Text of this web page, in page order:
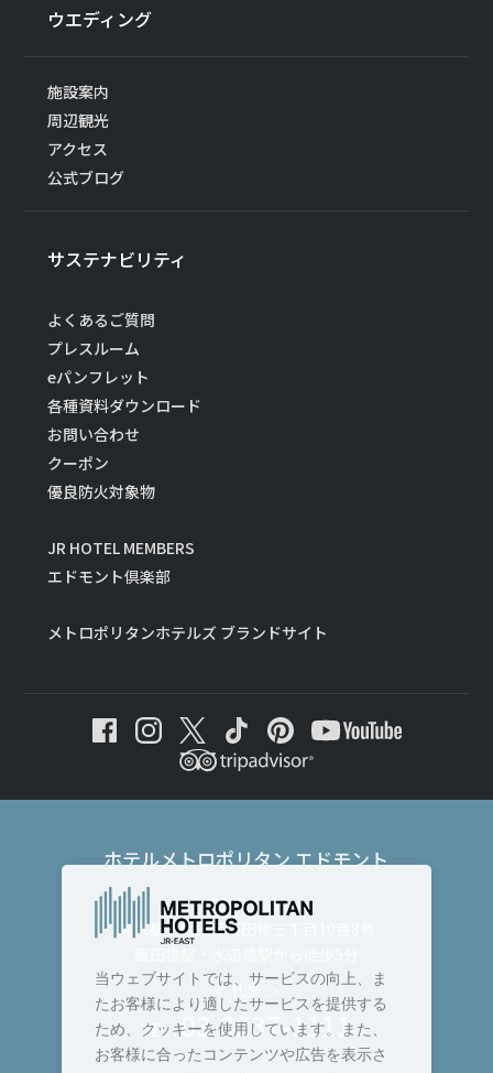
ウエディング
施設案内
周辺観光
アクセス
公式ブログ
サステナビリティ
よくあるご質問
プレスルーム
eパンフレット
各種資料ダウンロード
お問い合わせ
クーポン
優良防火対象物
JR HOTEL MEMBERS
エドモント倶楽部
メトロポリタンホテルズ ブランドサイト
ホテルメトロポリタン エドモント
〒102-8130
東京都千代田区飯田橋三丁目10番8号
＜ 代表 ＞
TEL :03-3237-1111
当ウェブサイトでは、サービスの向上、ま
たお客様により適したサービスを提供する
ため、クッキーを使用しています。また、
お客様に合ったコンテンツや広告を表示さ